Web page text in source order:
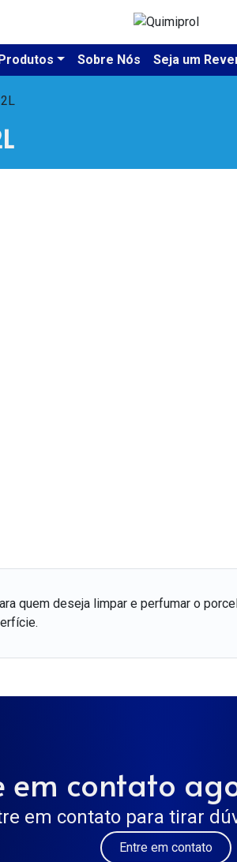
Sobre Nós Seja um
quem deseja limpar e perfumar o
em contato
em contato para tirar
Entre em contato